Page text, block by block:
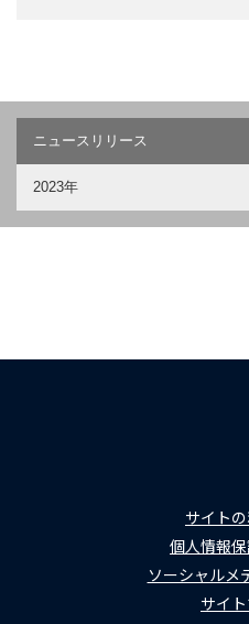
ニュースリリース
2023年
サイト
個人情報
ソーシャルメ
サイ